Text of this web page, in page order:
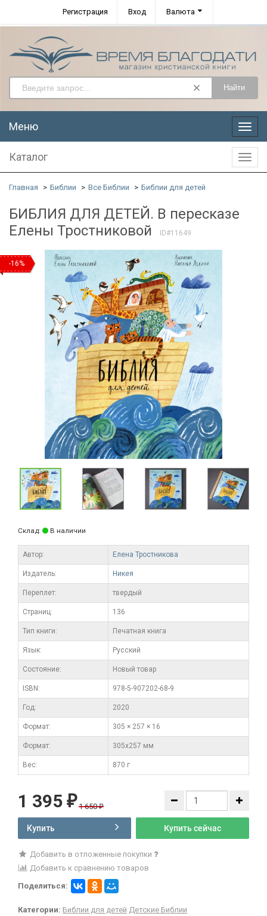
Регистрация Вход Валюта
Найти
Меню
Меню
Каталог
Главная Библии Все Библии Библии для детей
БИБЛИЯ ДЛЯ ДЕТЕЙ. В пересказе
Елены Тростниковой
ID#11649
-16%
Склад: В наличии
Автор: Елена Тростникова
Издатель: Никея
Переплет: твердый
Cтраниц: 136
Тип книги: Печатная книга
Язык: Русский
Состояние: Новый товар
ISBN: 978-5-907202-68-9
Год: 2020
Формат: 305 × 257 × 16
Формат: 305х257 мм
Вес: 870 г
1 395 ₽ 1 650₽
Купить Купить сейчас
Добавить в отложенные покупки
Добавить к сравнению товаров
Поделиться:
Категории: Библии для детей Детские Библии